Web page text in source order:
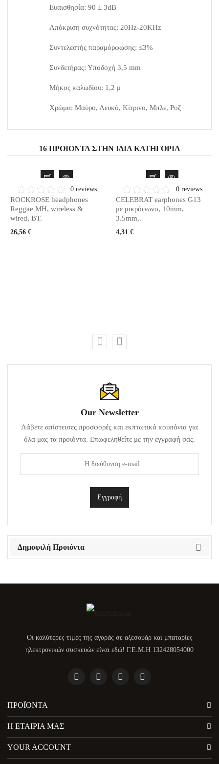
Ευαισθησία: 90 ± 3dB
Απόκριση συχνότητας: 20Hz-20KHz
Συντελεστής παραμόρφωσης: ≤3%
Συνδετήρας: Υποδοχή 3,5 mm
Μήκος καλωδίου: 1,2 μ
Χρώμα: Μαύρο, Λευκό, Κίτρινο, Μπλε, Ροζ
16 ΠΡΟΙΌΝΤΑ ΣΤΗΝ ΊΔΙΑ ΚΑΤΗΓΟΡΊΑ
0 reviews
ROCKROSE headphones
Reggae MH, wireless &
wired, BT.
26,56 €
0 reviews
CELEBRAT earphones G13
με μικρόφωνο, 10mm,
3.5mm,.
4,31 €
Our Newsletter
Λάβετε απίστευτες προσφορές και εκπτωτικά κουπόνια για
όλα μας τα προιόντα. Επωφεληθείτε με την εγγραφή σας.
Δημοφιλή Προιόντα
Οι καλύτερες τιμές της αγοράς σε αξεσουάρ και μπαταρίες
ηλεκτρονικών συσκευών είναι εδώ! Γ.Ε.Μ.Η 132428054000
ΠΡΟΪΌΝΤΑ
Η ΕΤΑΙΡΊΑ ΜΑΣ
YOUR ACCOUNT